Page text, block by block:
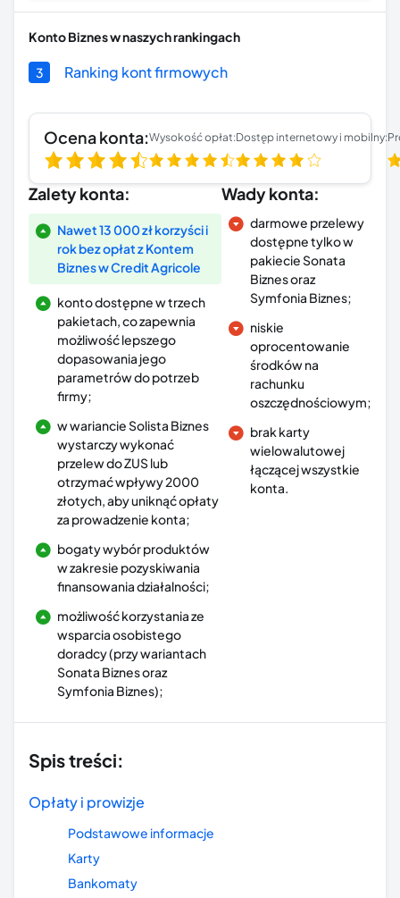
Konto Biznesw naszych rankingach
3 Ranking kont firmowych
Ocena konta:Wysokość opłat:Dostęp internetowy i mobilny:
Zalety konta:
Nawet 13 000 zł korzyści i
rok bez opłat z Kontem
Biznes w Credit Agricole
konto dostępne w trzech
pakietach, co zapewnia
możliwość lepszego
dopasowania jego
parametrów do potrzeb
firmy;
w wariancie Solista Biznes
wystarczy wykonać
przelew do ZUS lub
otrzymać wpływy 2000
złotych, aby uniknąć opłaty
za prowadzenie konta;
bogaty wybór produktów
w zakresie pozyskiwania
finansowania działalności;
możliwość korzystania ze
wsparcia osobistego
doradcy (przy wariantach
Sonata Biznes oraz
Symfonia Biznes);
Wady konta:
darmowe przelewy
dostępne tylko w
pakiecie Sonata
Biznes oraz
Symfonia Biznes;
niskie
oprocentowanie
środków na
rachunku
oszczędnościowym;
brak karty
wielowalutowej
łączącej wszystkie
konta.
Spis treści:
Opłaty i prowizje
Podstawowe informacje
Karty
Bankomaty